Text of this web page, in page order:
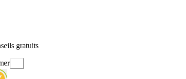
gratuits